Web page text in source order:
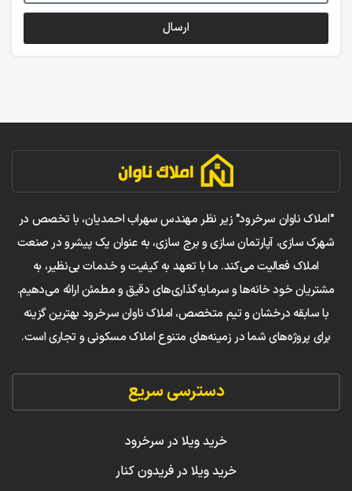
ارسال
"املاک ناوان سرخرود" زیر نظر مهندس سهراب احمدیان، با تخصص در
شهرک سازی، آپارتمان سازی و برج سازی، به عنوان یک پیشرو در صنعت
املاک فعالیت می‌کند. ما با تعهد به کیفیت و خدمات بی‌نظیر، به
مشتریان خود خانه‌ها و سرمایه‌گذاری‌های دقیق و مطمئن ارائه می‌دهیم.
با سابقه درخشان و تیم متخصص، املاک ناوان سرخرود بهترین گزینه
برای پروژه‌های شما در زمینه‌های متنوع املاک مسکونی و تجاری است.
دسترسی سریع
خرید ویلا در سرخرود
خرید ویلا در فریدون کنار